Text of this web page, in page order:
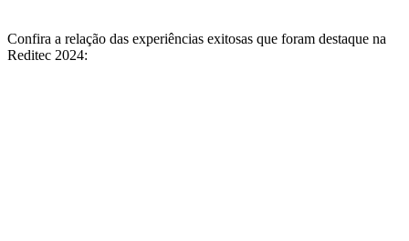
Confira a relação das experiências exitosas que foram destaque na
Reditec 2024: